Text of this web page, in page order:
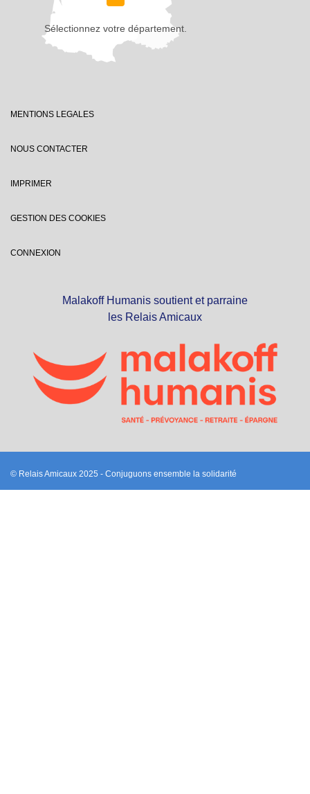
Sélectionnez votre département.
MENTIONS LEGALES
NOUS CONTACTER
IMPRIMER
GESTION DES COOKIES
CONNEXION
Malakoff Humanis soutient et parraine
les Relais Amicaux
© Relais Amicaux 2025 - Conjuguons ensemble la solidarité